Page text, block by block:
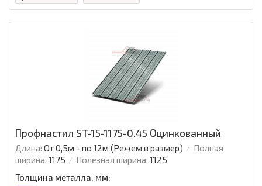
Профнастил ST-15-1175-0.45 Оцинкованный
Длина: От 0,5м - по 12м (Режем в размер)
Полная
ширина: 1175 Полезная ширина: 1125
Толщина металла, мм: